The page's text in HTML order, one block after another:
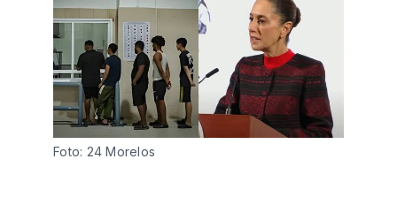
Foto: 24 Morelos